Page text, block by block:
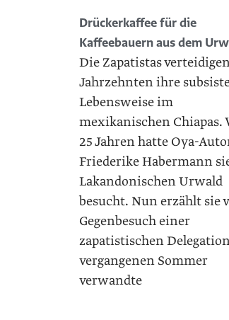
Drückerkaffee für die
Kaffeebauern aus dem
Die Zapatistas
Jahrzehnten ihre
Lebensweise im
mexikanischen Chiapas.
25 Jahren hatte Oya-
Friederike Habermann
Lakandonischen Urwald
besucht. Nun erzählt sie
Gegenbesuch einer
zapatistischen
vergangenen Sommer
verwandte